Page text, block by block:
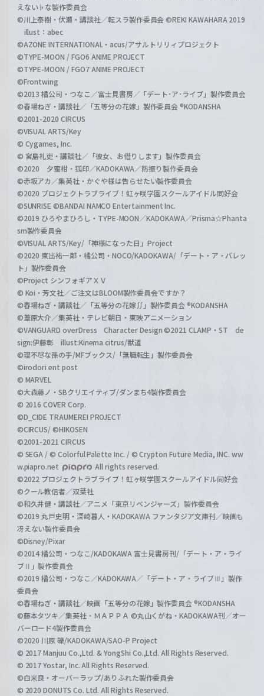
えない♭な製作委員会
©川上泰樹・伏瀬・講談社／転スラ製作委員会 ©REKI KAWAHARA 2019
illust：abec
©AZONE INTERNATIONAL・acus/アサルトリリィプロジェクト
©TYPE-MOON / FGO6 ANIME PROJECT
©TYPE-MOON / FGO7 ANIME PROJECT
©Frontwing
©2013 橘公司・つなこ／富士見書房／「デート･ア･ライブ」製作委員会
©春場ねぎ・講談社／「五等分の花嫁」製作委員会 ®KODANSHA
©2001-2020 CIRCUS
©VISUAL ARTS/Key
© Cygames, Inc.
© 宮島礼吏・講談社／「彼女、お借りします」製作委員会
©2020 夕蜜柑・狐印／KADOKAWA／防振り製作委員会
©赤坂アカ／集英社・かぐや様は告らせたい製作委員会
©2020 プロジェクトラブライブ！虹ヶ咲学園スクールアイドル同好会
©SUNRISE ©BANDAI NAMCO Entertainment Inc.
©2019 ひろやまひろし・TYPE-MOON／KADOKAWA／Prisma☆Phanta
sm製作委員会
©VISUAL ARTS/Key/「神様になった日」Project
©2020 東出祐一郎・橘公司・NOCO/KADOKAWA/「デート・ア・バレッ
ト」製作委員会
©Project シンフォギアＸＶ
© Koi・芳文社／ご注文はBLOOM製作委員会ですか？
©春場ねぎ・講談社／「五等分の花嫁∬」製作委員会 ®KODANSHA
©葦原大介／集英社・テレビ朝日・東映アニメーション
©VANGUARD overDress Character Design ©2021 CLAMP・ST de
sign:伊藤彰 illust:Kinema citrus/獣道
©理不尽な孫の手/MFブックス/「無職転生」製作委員会
©irodori ent post
© MARVEL
©大森藤ノ・SBクリエイティブ/ダンまち4製作委員会
© 2016 COVER Corp.
©D_CIDE TRAUMEREI PROJECT
©CIRCUS/ ©HIKOSEN
©2001-2021 CIRCUS
© SEGA / © Colorful Palette Inc. / © Crypton Future Media, INC. ww
w.piapro.net
All rights reserved.
©2022 プロジェクトラブライブ！虹ヶ咲学園スクールアイドル同好会
©クール教信者／双葉社
©和久井健・講談社／アニメ「東京リベンジャーズ」製作委員会
©2019 丸戸史明・深崎暮人・KADOKAWA ファンタジア文庫刊／映画も
冴えない製作委員会
©Disney/Pixar
©2014 橘公司・つなこ/KADOKAWA 富士見書房刊/「デート・ア・ライ
ブⅡ」製作委員会
©2019 橘公司・つなこ／KADOKAWA／「デート・ア・ライブⅢ」製作
委員会
©春場ねぎ・講談社／映画「五等分の花嫁」製作委員会 ®KODANSHA
©藤本タツキ／集英社・ＭＡＰＰＡ ©丸山くがね・KADOKAWA刊／オー
バーロード4製作委員会
©2020 川原 礫/KADOKAWA/SAO-P Project
© 2017 Manjuu Co.,Ltd. & YongShi Co.,Ltd. All Rights Reserved.
© 2017 Yostar, Inc. All Rights Reserved.
©白米良・オーバーラップ/ありふれた製作委員会
© 2020 DONUTS Co. Ltd. All Rights Reserved.